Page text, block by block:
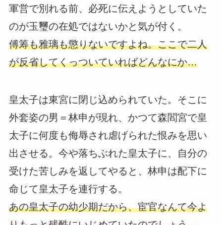
軍営で別れる前、必死に伝えようとしていた
のが玉璽の在処ではないかと気が付く。
傅筹も雅璃も懲りないですよね。ここで二人
が反省してくっついていればどんなにか…
皇太子は東宮に閉じ込められていた。そこに
外套姿の男＝林申が現れ、かつて森閻宮で皇
太子に何度も侮辱され虐げられた恨みを思い
出させる。今や落ちぶれた皇太子に、自分の
受けた苦しみを返してやると、林申は配下に
命じて皇太子を連行する。
あの皇太子の幼少期だから、宦官なんて今よ